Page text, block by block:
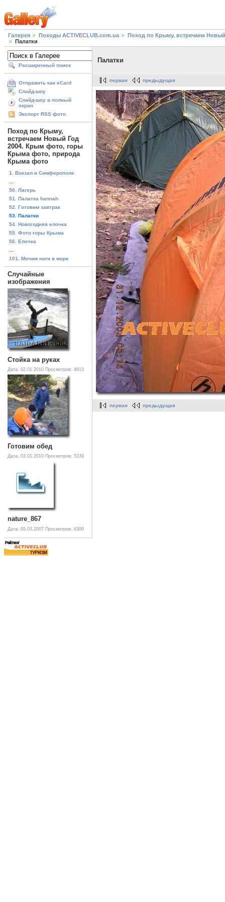
Галерея Походы ACTIVECLUB.com.ua
Поход по Крыму, встречаем
Палатки
Расширенный поиск
Отправить как eCard
Слайд-шоу
Слайд-шоу в полный
экран
Экспорт RSS фото
Поход по Крыму,
встречаем Новый Год
2004. Крым фото, горы
Крыма фото, природа
Крыма фото
1. Вокзал в Симферополе
50. Лагерь
51. Палатка hannah
52. Готовим завтрак
53. Палатки
54. Новогодняя елочка
55. Фото горы Крыма
56. Елочка
101. Мочим ноги в море
Случайные
изображения
Стойка на руках
Дата: 02.01.2010 Просмотров: 4613
Готовим обед
Дата: 03.01.2010 Просмотров: 5339
nature_867
Дата: 05.03.2007 Просмотров: 6300
Палатки
первая предыдущая
первая предыдущая